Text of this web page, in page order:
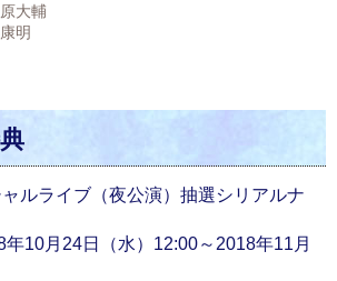
大輔
明
ルライブ（夜公演）抽選シリアルナ
10月24日（水）12:00～2018年11月